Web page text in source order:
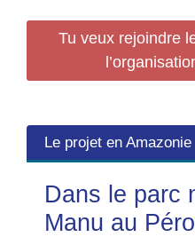
Tu veux rejoindre
Le projet en Amazonie
Dans le parc
Manu au